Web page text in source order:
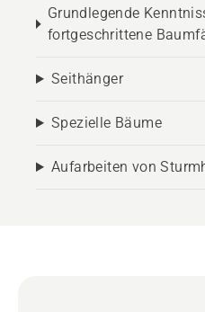
Grundlegende
fortgeschrittene
Seithänger
Spezielle Bäume
Aufarbeiten von